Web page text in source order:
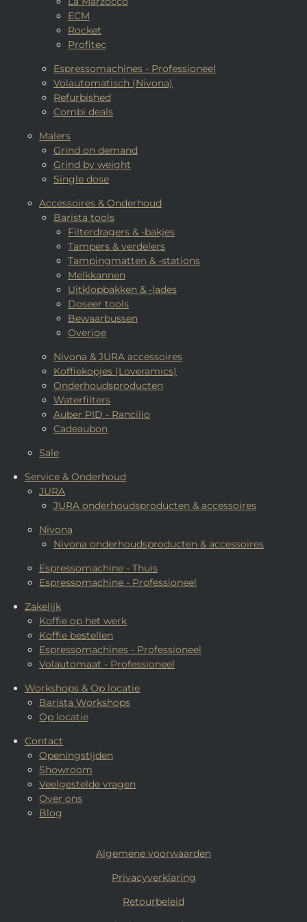
ECM
Rocket
Profitec
Espressomachines - Professioneel
Volautomatisch (Nivona)
Refurbished
Combi deals
Malers
Grind on demand
Grind by weight
Single dose
Accessoires & Onderhoud
Barista tools
Filterdragers & -bakjes
Tampers & verdelers
Tampingmatten & -stations
Melkkannen
Uitklopbakken & -lades
Doseer tools
Bewaarbussen
Overige
Nivona & JURA accessoires
Koffiekopjes (Loveramics)
Onderhoudsproducten
Waterfilters
Auber PID - Rancilio
Cadeaubon
Sale
Service & Onderhoud
JURA
JURA onderhoudsproducten & accessoires
Nivona
Nivona onderhoudsproducten & accessoires
Espressomachine - Thuis
Espressomachine - Professioneel
Zakelijk
Koffie op het werk
Koffie bestellen
Espressomachines - Professioneel
Volautomaat - Professioneel
Workshops & Op locatie
Barista Workshops
Op locatie
Contact
Openingstijden
Showroom
Veelgestelde vragen
Over ons
Blog
Algemene voorwaarden
Privacyverklaring
Retourbeleid